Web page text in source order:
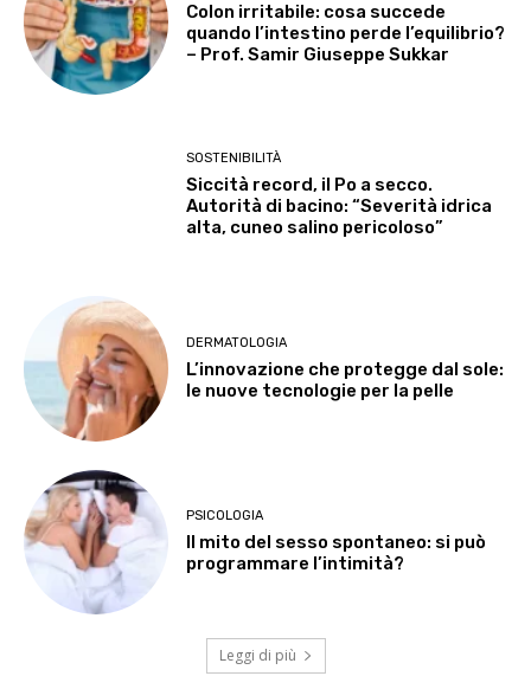
Colon irritabile: cosa succede
quando l’intestino perde l’equilibrio?
– Prof. Samir Giuseppe Sukkar
SOSTENIBILITÀ
Siccità record, il Po a secco.
Autorità di bacino: “Severità idrica
alta, cuneo salino pericoloso”
DERMATOLOGIA
L’innovazione che protegge dal sole:
le nuove tecnologie per la pelle
PSICOLOGIA
Il mito del sesso spontaneo: si può
programmare l’intimità?
Leggi di più